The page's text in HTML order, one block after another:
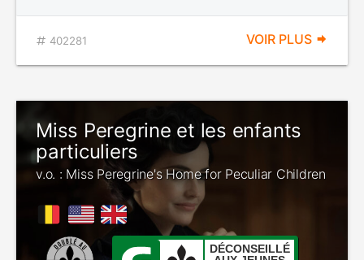
402281 VOIR PLUS
Miss Peregrine et les enfants
particuliers
v.o. : Miss Peregrine's Home for Peculiar Children
DÉCONSEILLÉ